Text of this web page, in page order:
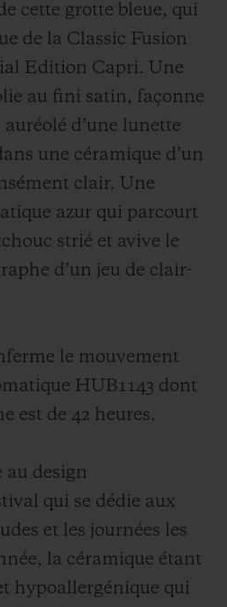
cette grotte bleue, qui
de la Classic Fusion
Edition Capri. Une
au fini satin, façonne
d’une lunette
une céramique d’un
clair. Une
azur qui parcourt
strié et avive le
d’un jeu de clair-
le mouvement
HUB1143 dont
est de 42 heures.
au design
qui se dédie aux
et les journées les
la céramique étant
hypoallergénique qui